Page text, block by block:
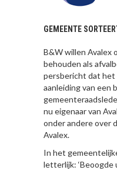
GEMEENTE
B&W willen Avalex
behouden als
persbericht dat het
aanleiding van een
nu eigenaar van
onder andere over
Avalex.
In het
letterlijk: